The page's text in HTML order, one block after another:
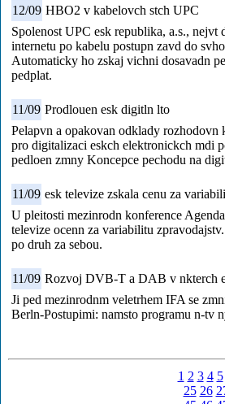
12/09 HBO2 v kabelovch stch UPC
Spolenost UPC esk republika, a.s.,
internetu po kabelu postupn zavd do
Automaticky ho zskaj vichni dosavadn
pedplat.
11/09 Prodlouen esk digitln lto
Pelapvn a opakovan odklady
pro digitalizaci eskch elektronickch mdi
pedloen zmny Koncepce pechodu na
11/09 esk televize zskala cenu za
U pleitosti mezinrodn konference
televize ocenn za variabilitu
po druh za sebou.
11/09 Rozvoj DVB-T a DAB v nkterch
Ji ped mezinrodnm veletrhem IFA se
Berln-Postupimi: namsto programu n-tv
1 2 3 4 5
25 26